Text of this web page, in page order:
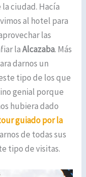
ciudad. Hacía
al hotel para
las
laAlcazaba. Más
darnos un
tipo de los que
genial porque
hubiera dado
guiado por la
de todas sus
tipo de visitas.